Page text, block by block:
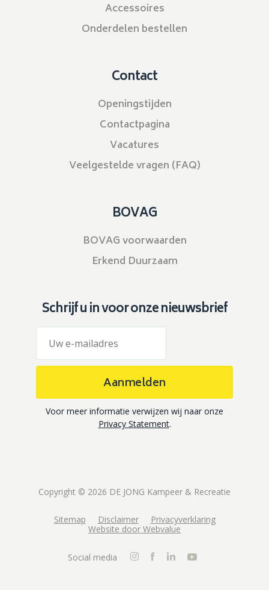
Accessoires
Onderdelen bestellen
Contact
Openingstijden
Contactpagina
Vacatures
Veelgestelde vragen (FAQ)
BOVAG
BOVAG voorwaarden
Erkend Duurzaam
Schrijf u in voor onze nieuwsbrief
Aanmelden
Voor meer informatie verwijzen wij naar onze
Privacy Statement.
Copyright © 2026 DE JONG Kampeer & Recreatie
Sitemap Disclaimer
Privacyverklaring
Website door Webvalue
Social media